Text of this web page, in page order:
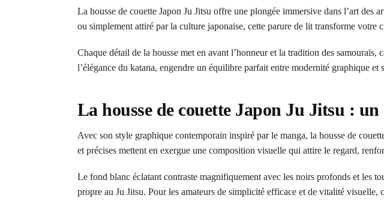
La housse de couette Japon Ju Jitsu offre une plongée immersive dans l’art
ou simplement attiré par la culture japonaise, cette parure de lit transforme votre
Chaque détail de la housse met en avant l’honneur et la tradition des samouraïs,
l’élégance du katana, engendre un équilibre parfait entre modernité graphique
La housse de couette Japon Ju Jitsu :
Avec son style graphique contemporain inspiré par le manga, la housse de
et précises mettent en exergue une composition visuelle qui attire le regard,
Le fond blanc éclatant contraste magnifiquement avec les noirs profonds et les
propre au Ju Jitsu. Pour les amateurs de simplicité efficace et de vitalité